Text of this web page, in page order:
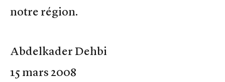
notre région.
Abdelkader Dehbi
15 mars 2008